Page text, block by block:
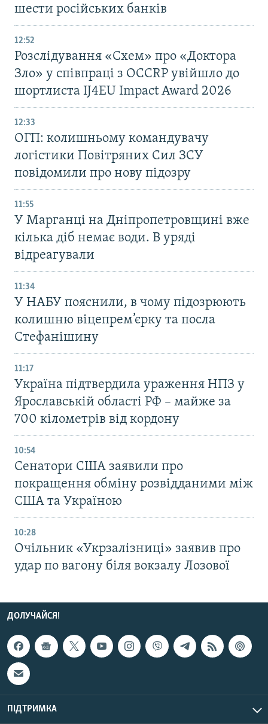
шести російських банків
12:52
Розслідування «Схем» про «Доктора
Зло» у співпраці з OCCRP увійшло до
шортлиста IJ4EU Impact Award 2026
12:33
ОГП: колишньому командувачу
логістики Повітряних Сил ЗСУ
повідомили про нову підозру
11:55
У Марганці на Дніпропетровщині вже
кілька діб немає води. В уряді
відреагували
11:34
У НАБУ пояснили, в чому підозрюють
колишню віцепрем’єрку та посла
Стефанішину
11:17
Україна підтвердила ураження НПЗ у
Ярославській області РФ – майже за
700 кілометрів від кордону
10:54
Сенатори США заявили про
покращення обміну розвідданими між
США та Україною
10:28
Очільник «Укрзалізниці» заявив про
удар по вагону біля вокзалу Лозової
ДОЛУЧАЙСЯ!
ПІДТРИМКА